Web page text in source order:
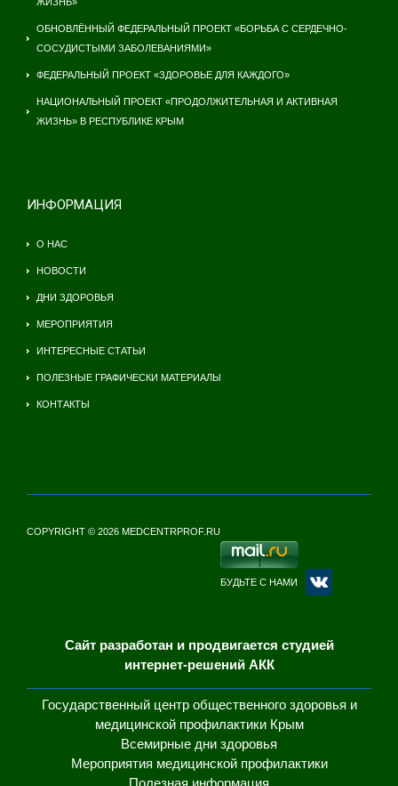
ОБНОВЛЁННЫЙ ФЕДЕРАЛЬНЫЙ ПРОЕКТ «БОРЬБА С СЕРДЕЧНО-
СОСУДИСТЫМИ ЗАБОЛЕВАНИЯМИ»
ФЕДЕРАЛЬНЫЙ ПРОЕКТ «ЗДОРОВЬЕ ДЛЯ КАЖДОГО»
НАЦИОНАЛЬНЫЙ ПРОЕКТ «ПРОДОЛЖИТЕЛЬНАЯ И АКТИВНАЯ
ЖИЗНЬ» В РЕСПУБЛИКЕ КРЫМ
ИНФОРМАЦИЯ
О НАС
НОВОСТИ
ДНИ ЗДОРОВЬЯ
МЕРОПРИЯТИЯ
ИНТЕРЕСНЫЕ СТАТЬИ
ПОЛЕЗНЫЕ ГРАФИЧЕСКИ МАТЕРИАЛЫ
КОНТАКТЫ
COPYRIGHT © 2026 MEDCENTRPROF.RU
БУДЬТЕ С НАМИ
Сайт разработан и продвигается студией
интернет-решений АКК
Государственный центр общественного здоровья и
медицинской профилактики Крым
Всемирные дни здоровья
Мероприятия медицинской профилактики
Полезная информация